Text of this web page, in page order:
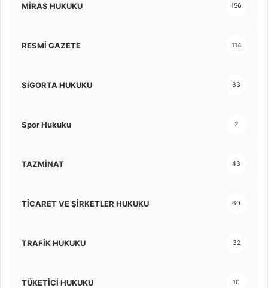
MİRAS HUKUKU 156
RESMİ GAZETE 114
SİGORTA HUKUKU 83
Spor Hukuku 2
TAZMİNAT 43
TİCARET VE ŞİRKETLER HUKUKU 60
TRAFİK HUKUKU 32
TÜKETİCİ HUKUKU 10